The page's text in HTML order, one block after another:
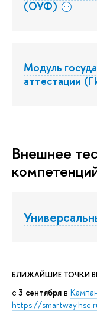
БЛИЖАЙШИЕ ТОЧКИ
с 3 сентября в
https://
(ОУФ)
Модуль
аттестации
Траектория
Внешнее